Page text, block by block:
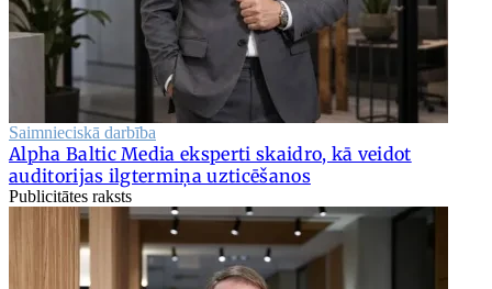
Saimnieciskā darbība
Alpha Baltic Media eksperti skaidro, kā veidot
auditorijas ilgtermiņa uzticēšanos
Publicitātes raksts